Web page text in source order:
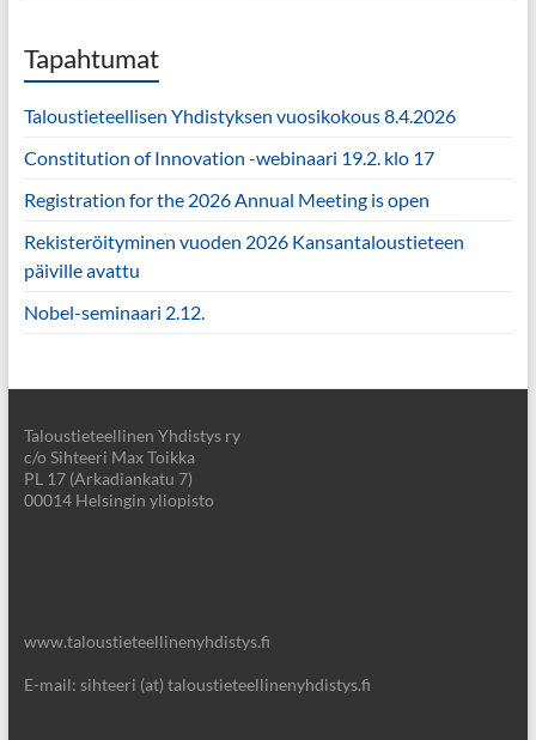
Tapahtumat
Taloustieteellisen Yhdistyksen vuosikokous 8.4.2026
Constitution of Innovation -webinaari 19.2. klo 17
Registration for the 2026 Annual Meeting is open
Rekisteröityminen vuoden 2026 Kansantaloustieteen
päiville avattu
Nobel-seminaari 2.12.
Taloustieteellinen Yhdistys ry
c/o Sihteeri Max Toikka
PL 17 (Arkadiankatu 7)
00014 Helsingin yliopisto
www.taloustieteellinenyhdistys.fi
E-mail: sihteeri (at) taloustieteellinenyhdistys.fi